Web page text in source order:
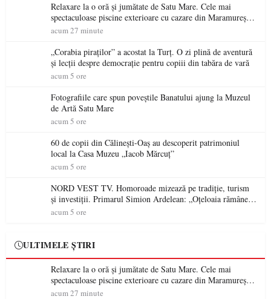
Relaxare la o oră și jumătate de Satu Mare. Cele mai
spectaculoase piscine exterioare cu cazare din Maramureș,
ideale pentru o escapadă de vară
acum 27 minute
„Corabia piraților” a acostat la Turț. O zi plină de aventură
și lecții despre democrație pentru copiii din tabăra de vară
acum 5 ore
Fotografiile care spun poveștile Banatului ajung la Muzeul
de Artă Satu Mare
acum 5 ore
60 de copii din Călinești-Oaș au descoperit patrimoniul
local la Casa Muzeu „Iacob Mărcuț”
acum 5 ore
NORD VEST TV. Homoroade mizează pe tradiție, turism
și investiții. Primarul Simion Ardelean: „Oțeloaia rămâne
un brand al Codrului”
acum 5 ore
ULTIMELE ȘTIRI
Relaxare la o oră și jumătate de Satu Mare. Cele mai
spectaculoase piscine exterioare cu cazare din Maramureș,
ideale pentru o escapadă de vară
acum 27 minute